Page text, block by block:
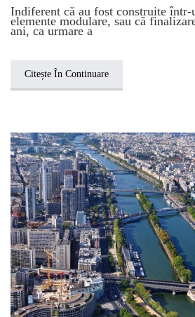
Indiferent că au fost construite
elemente modulare, sau că
ani, ca urmare a
Citește În Continuare